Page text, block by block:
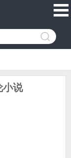
小说